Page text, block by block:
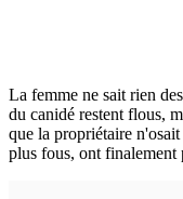
La femme ne sait rien
du canidé restent flous,
que la propriétaire
plus fous, ont finalement